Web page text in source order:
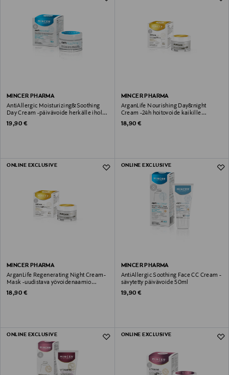
MINCER PHARMA
AntiAllergic Moisturizing&Soothing
Day Cream -päivävoide herkälle iholle
50ml
Original Price
19,90 €
MINCER PHARMA
ArganLife Nourishing Day&night
Cream -24h hoitovoide kaikille
ihotyypeille 50ml
Original Price
18,90 €
ONLINE EXCLUSIVE
MINCER PHARMA
ArganLife Regenerating Night Cream-
Mask -uudistava yövoidenaamio
aikuiselle iholle 50ml
Original Price
18,90 €
ONLINE EXCLUSIVE
MINCER PHARMA
AntiAllergic Soothing Face CC Cream -
sävytetty päivävoide 50ml
Original Price
19,90 €
ONLINE EXCLUSIVE ONLINE EXCLUSIVE